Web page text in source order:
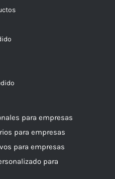
para empresas
para empresas
para empresas
para